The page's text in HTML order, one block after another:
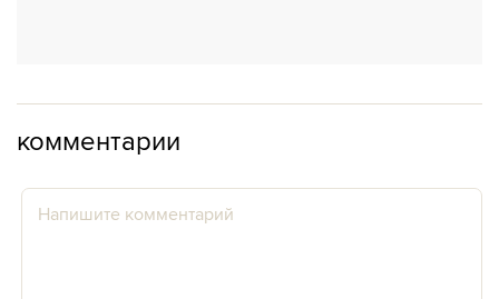
комментарии